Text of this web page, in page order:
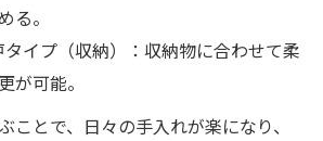
る。
イプ（収納）：収納物に合わせて柔
が可能。
ことで、日々の手入れが楽になり、